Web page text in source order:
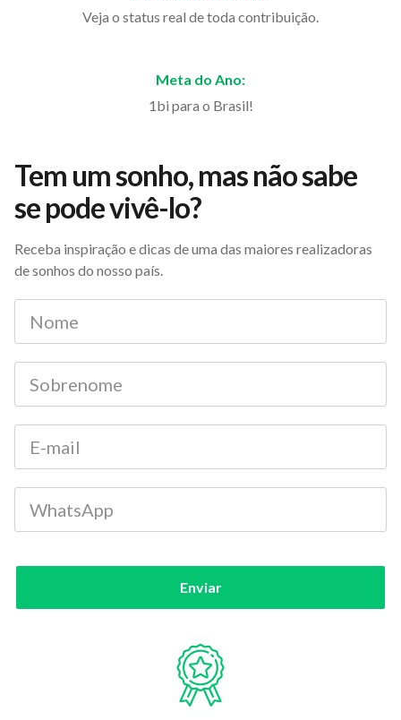
Veja o status real de toda contribuição.
Meta do Ano:
1bi para o Brasil!
Tem um sonho, mas não sabe
se pode vivê-lo?
Receba inspiração e dicas de uma das maiores realizadoras
de sonhos do nosso país.
Enviar